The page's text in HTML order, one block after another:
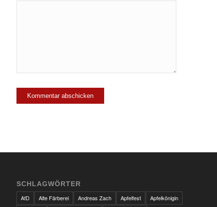
SCHLAGWÖRTER
AfD
Alte Färberei Andreas Zach Apfelfest
Apfelkönigin